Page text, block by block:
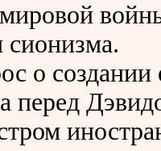
сионизма.
о создании
перед